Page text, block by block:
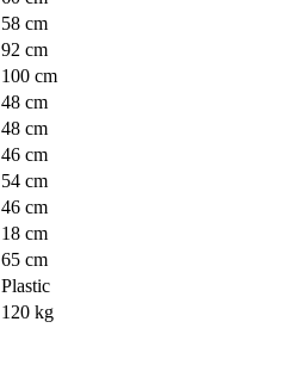
58 cm
92 cm
100 cm
48 cm
48 cm
46 cm
54 cm
46 cm
18 cm
65 cm
Plastic
120 kg